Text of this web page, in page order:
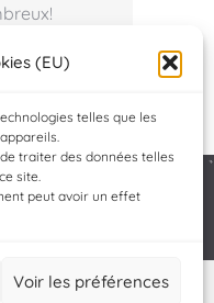
(EU)
telles que les
traiter des données telles
site.
peut avoir un effet
Voir les préférences
byWEB3-DESIGN